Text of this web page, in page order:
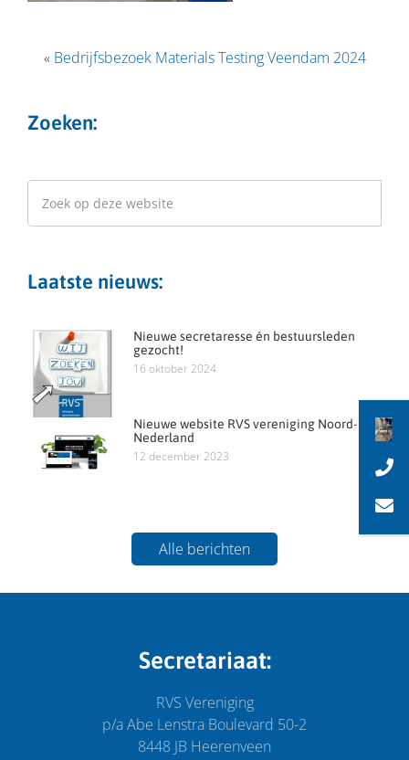
« Bedrijfsbezoek Materials Testing Veendam 2024
Zoeken:
Laatste nieuws:
Nieuwe secretaresse én bestuursleden
gezocht!
16 oktober 2024
Nieuwe website RVS vereniging Noord-
Nederland
12 december 2023
Alle berichten
Secretariaat:
RVS Vereniging
p/a Abe Lenstra Boulevard 50-2
8448 JB Heerenveen